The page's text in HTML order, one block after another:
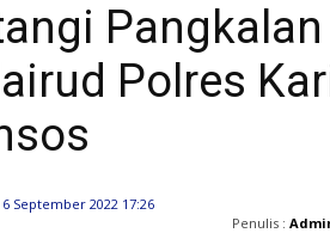
Polres
6 September 2022 17:26
Penulis :